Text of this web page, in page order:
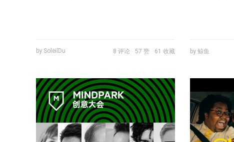
by SoleilDu 8 评论 57 赞 61 收藏 by 鲸鱼